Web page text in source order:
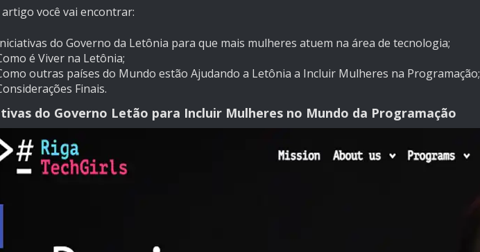
você vai encontrar:
do Governo da Letônia para que mais mulheres atuem na área de tecnologia;
é Viver na Letônia;
outras países do Mundo estão Ajudando a Letônia a Incluir Mulheres na Programação;
Finais.
do Governo Letão para Incluir Mulheres no Mundo da Programação